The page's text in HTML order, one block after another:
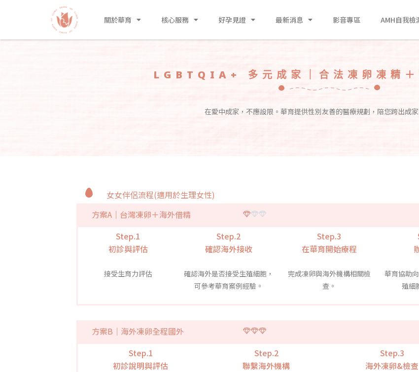
關於華育 核心服務 好孕見證 最新消息 影音專區 AMH自我檢
LGBTQIA+ 多元成家｜合法凍卵凍精＋
在愛中成家，不應設限。華育提供性別友善的醫療規劃，陪您跨出成家
女女伴侶流程(適用於生理女性)
方案A｜台灣凍卵＋海外借精
Step.1
初診與評估
接受生育力評估
Step.2
確認海外接收
確認海外是否接受生殖細胞，
可參考華育案例經驗。
Step.3
在華育開始療程
完成凍卵與海外機構相關檢
查。
華育協助
殖細
方案B｜海外凍卵全程國外
Step.1
初診說明與評估
Step.2
聯繫海外機構
Step.3
海外凍卵&檢查